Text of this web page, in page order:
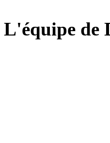
L'équipe de